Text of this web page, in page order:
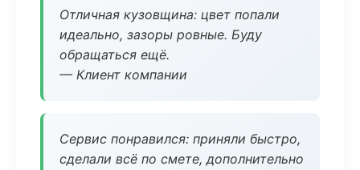
Отличная кузовщина: цвет попали
идеально, зазоры ровные. Буду
обращаться ещё.
— Клиент компании
Сервис понравился: приняли быстро,
сделали всё по смете, дополнительно